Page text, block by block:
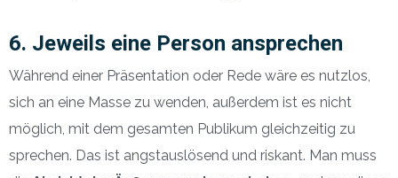
6. Jeweils eine Person ansprechen
Während einer Präsentation oder Rede wäre es nutzlos,
sich an eine Masse zu wenden, außerdem ist es nicht
möglich, mit dem gesamten Publikum gleichzeitig zu
sprechen. Das ist angstauslösend und riskant. Man muss